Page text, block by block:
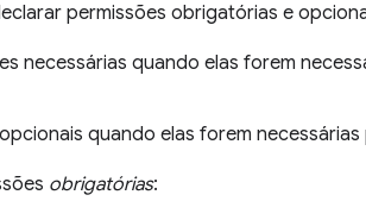
permissões obrigatórias e
necessárias quando elas forem
quando elas forem
obrigatórias: